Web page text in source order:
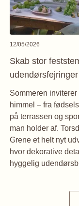
12/05/2026
Skab stor
Sommeren
himmel – fra
på terrassen og
man holder af.
Grene et helt nyt
hvor dekorative
hyggelig